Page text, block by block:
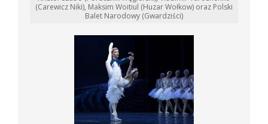
(Carewicz Niki), Maksim Woitiul (Huzar Wołkow) oraz Polski
Balet Narodowy (Gwardziści)